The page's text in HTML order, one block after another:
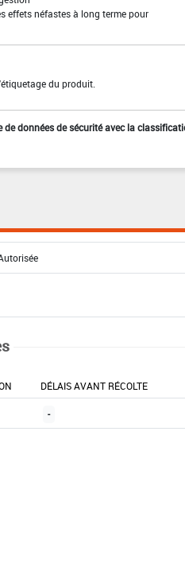
effets néfastes à long terme pour
du produit.
données de sécurité avec la
DÉLAIS AVANT RÉCOLTE
-